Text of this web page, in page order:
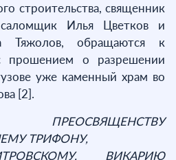
строительства, священник
Илья Цветков и
Тяжолов, обращаются к
прошением о разрешении
уже каменный храм во
[2].
ТРИФОНУ,
ВИКАРИЮ